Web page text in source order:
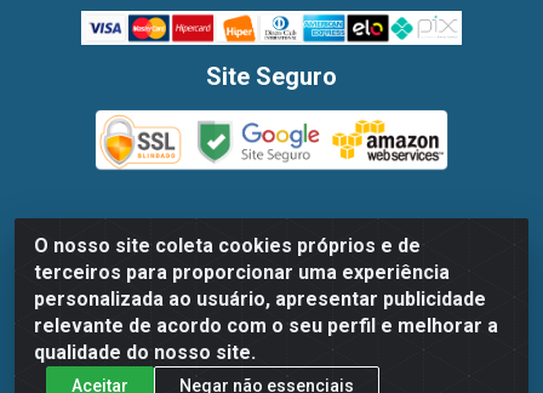
O nosso site coleta cookies próprios e de
terceiros para proporcionar uma experiência
personalizada ao usuário, apresentar publicidade
relevante de acordo com o seu perfil e melhorar a
qualidade do nosso site.
Aceitar Negar não essenciais
Site Seguro
Dispan Distribuidora de Alimentos LTDA - Avenida Marechal
Mascarenhas De Moraes, 1048- Imbiribeira, Recife/PE - CEP
51.170-000 - CNPJ 30.779.584/0003-78